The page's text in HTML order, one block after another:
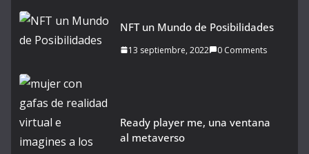
NFT un Mundo de Posibilidades
13 septiembre, 2022 0 Comments
Ready player me, una ventana
al metaverso